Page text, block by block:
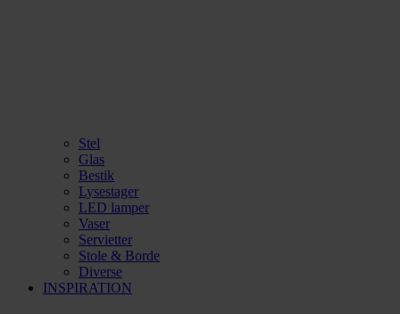
Stel
Glas
Bestik
Lysestager
LED lamper
Vaser
Servietter
Stole & Borde
Diverse
INSPIRATION